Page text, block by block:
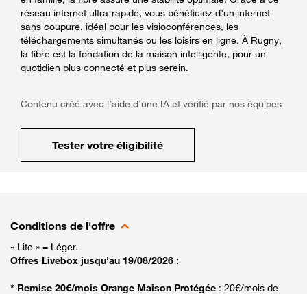
réseau internet ultra-rapide, vous bénéficiez d’un internet
sans coupure, idéal pour les visioconférences, les
téléchargements simultanés ou les loisirs en ligne. À Rugny,
la fibre est la fondation de la maison intelligente, pour un
quotidien plus connecté et plus serein.
Contenu créé avec l’aide d’une IA et vérifié par nos équipes
Tester votre éligibilité
Conditions de l'offre
« Lite » = Léger.
Offres Livebox jusqu'au 19/08/2026 :
* Remise 20€/mois Orange Maison Protégée : 20€/mois de